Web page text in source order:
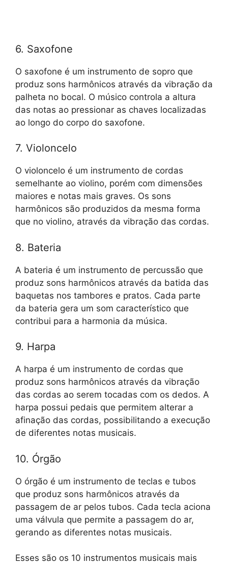
6. Saxofone
O saxofone é um instrumento de sopro que
produz sons harmônicos através da vibração da
palheta no bocal. O músico controla a altura
das notas ao pressionar as chaves localizadas
ao longo do corpo do saxofone.
7. Violoncelo
O violoncelo é um instrumento de cordas
semelhante ao violino, porém com dimensões
maiores e notas mais graves. Os sons
harmônicos são produzidos da mesma forma
que no violino, através da vibração das cordas.
8. Bateria
A bateria é um instrumento de percussão que
produz sons harmônicos através da batida das
baquetas nos tambores e pratos. Cada parte
da bateria gera um som característico que
contribui para a harmonia da música.
9. Harpa
A harpa é um instrumento de cordas que
produz sons harmônicos através da vibração
das cordas ao serem tocadas com os dedos. A
harpa possui pedais que permitem alterar a
afinação das cordas, possibilitando a execução
de diferentes notas musicais.
10. Órgão
O órgão é um instrumento de teclas e tubos
que produz sons harmônicos através da
passagem de ar pelos tubos. Cada tecla aciona
uma válvula que permite a passagem do ar,
gerando as diferentes notas musicais.
Esses são os 10 instrumentos musicais mais